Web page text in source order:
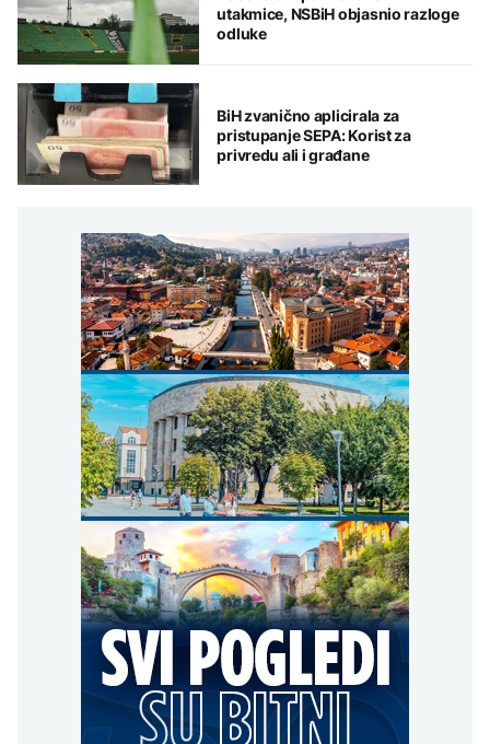
utakmice, NSBiH objasnio razloge
odluke
BiH zvanično aplicirala za
pristupanje SEPA: Korist za
privredu ali i građane